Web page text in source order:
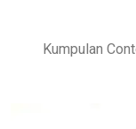
Kumpulan